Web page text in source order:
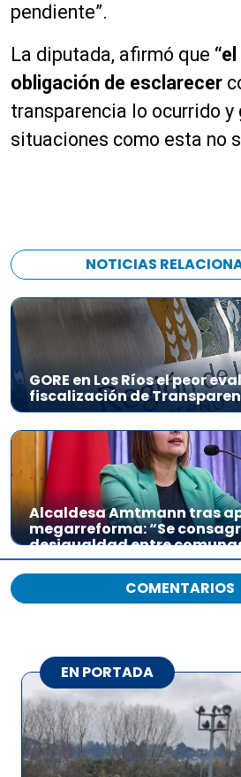
o
pendiente”.
La diputada, afirmó que
obligación de esclarecer
transparencia lo ocurrido y
situaciones como esta no
NOTICIAS
GORE en Los Ríos el peor
fiscalización de
Alcaldesa Amtmann tras
megarreforma: “Se
desigualdad entre
COMENTARIOS
EN PORTADA